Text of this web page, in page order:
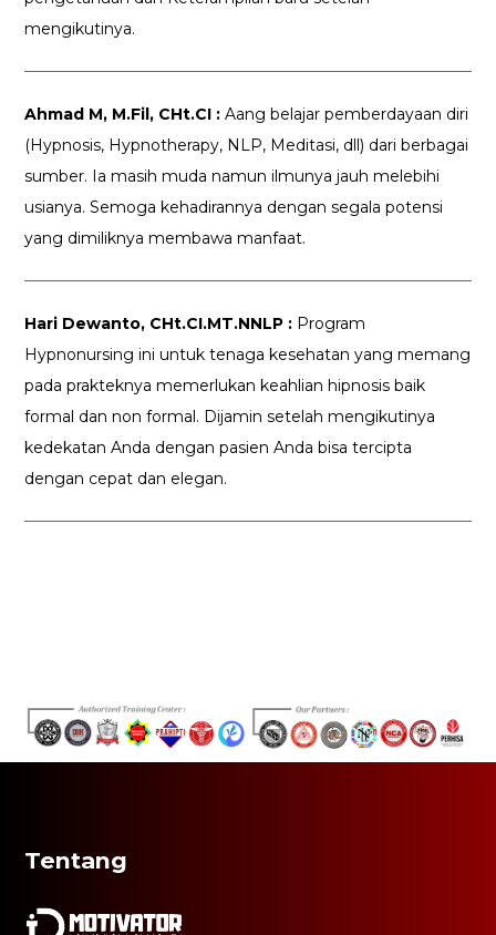
mengikutinya.
Ahmad M, M.Fil, CHt.CI : Aang belajar pemberdayaan diri
(Hypnosis, Hypnotherapy, NLP, Meditasi, dll) dari berbagai
sumber. Ia masih muda namun ilmunya jauh melebihi
usianya. Semoga kehadirannya dengan segala potensi
yang dimiliknya membawa manfaat.
Hari Dewanto, CHt.CI.MT.NNLP : Program
Hypnonursing ini untuk tenaga kesehatan yang memang
pada prakteknya memerlukan keahlian hipnosis baik
formal dan non formal. Dijamin setelah mengikutinya
kedekatan Anda dengan pasien Anda bisa tercipta
dengan cepat dan elegan.
Tentang